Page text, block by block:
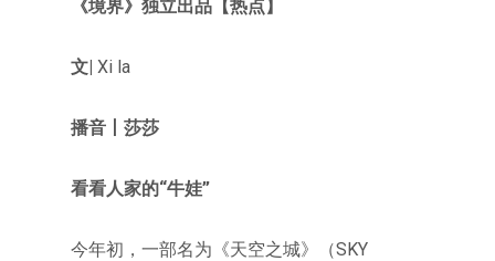
《境界》独立出品【热点】
文| Xi la
播音丨莎莎
看看人家的“牛娃”
今年初，一部名为《天空之城》（SKY